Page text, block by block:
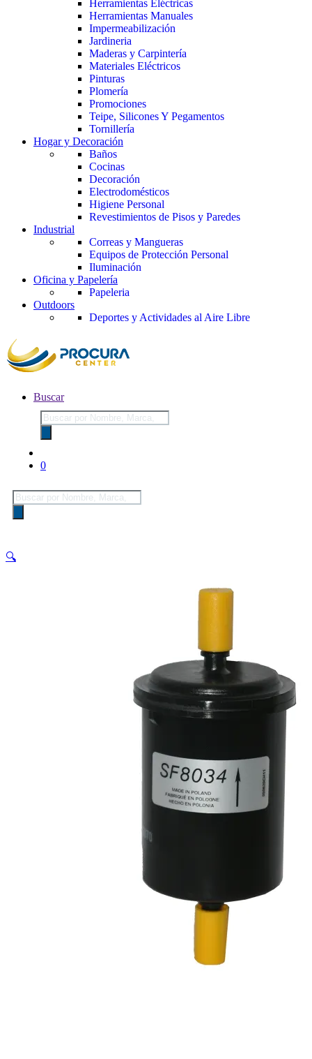
Herramientas Eléctricas
Herramientas Manuales
Impermeabilización
Jardineria
Maderas y Carpintería
Materiales Eléctricos
Pinturas
Plomería
Promociones
Teipe, Silicones Y Pegamentos
Tornillería
Hogar y Decoración
Baños
Cocinas
Decoración
Electrodomésticos
Higiene Personal
Revestimientos de Pisos y Paredes
Industrial
Correas y Mangueras
Equipos de Protección Personal
Iluminación
Oficina y Papelería
Papeleria
Outdoors
Deportes y Actividades al Aire Libre
Buscar
Búsqueda
de
productos
0
Búsqueda
de
productos
🔍